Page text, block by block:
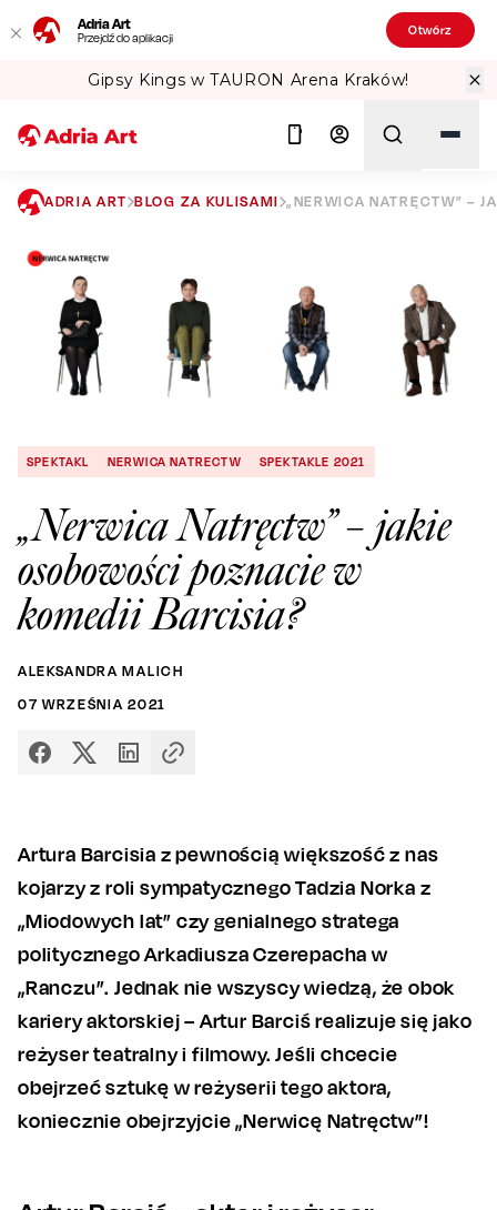
Adria Art
Przejdź do aplikacji Otwórz
Gipsy Kings w TAURON Arena Kraków!
ADRIA ART BLOG ZA KULISAMI „NERWICA NATRĘCTW” –
SPEKTAKL NERWICA NATRECTW SPEKTAKLE 2021
„Nerwica Natręctw” – jakie
osobowości poznacie w
komedii Barcisia?
ALEKSANDRA MALICH
07 WRZEŚNIA 2021
Artura Barcisia z pewnością większość z nas
kojarzy z roli sympatycznego Tadzia Norka z
„Miodowych lat” czy genialnego stratega
politycznego Arkadiusza Czerepacha w
„Ranczu”. Jednak nie wszyscy wiedzą, że obok
kariery aktorskiej – Artur Barciś realizuje się jako
reżyser teatralny i filmowy. Jeśli chcecie
obejrzeć sztukę w reżyserii tego aktora,
koniecznie obejrzyjcie „Nerwicę Natręctw”!